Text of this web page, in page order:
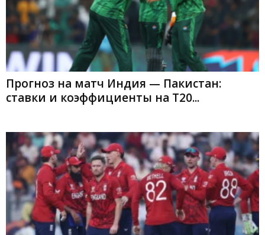
Прогноз на матч Индия — Пакистан:
ставки и коэффициенты на Т20...